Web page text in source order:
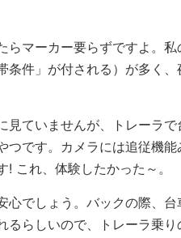
マーカー要らずですよ。
件」が付される）が多く
ていませんが、トレーラで
です。カメラには追従機能
これ、体験したかった～。
でしょう。バックの際、
らしいので、トレーラ乗